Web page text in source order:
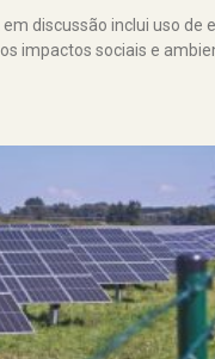
discussão inclui uso de
impactos sociais e